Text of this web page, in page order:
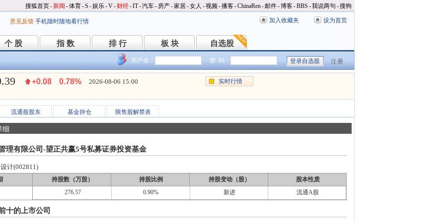
搜狐首页-新闻 -体育-S -娱乐-V- 财经-IT-汽车- 房产-家居-女人 -视频-播客-ChinaRen-邮件-博客-BBS -我说两句 -搜狗
意见反馈 手机随时随地看行情 加入收藏夹 设为首页
个 股
个 股 指 数
指 数 排 行
排 行 板 块
板 块 自选股
自选股
用户名： 密 码： 注册
+0.08 0.78% 2026-08-06 15:00 实时行情
流通股股东 基金持仓 限售股解禁表
细
理有限公司-望正共赢5号私募证券投资基金
计(002811)
持股数（万股） 持股比例 持股变动（股）
股本性质
276.57
0.90% 新进 流通A股
十的上市公司